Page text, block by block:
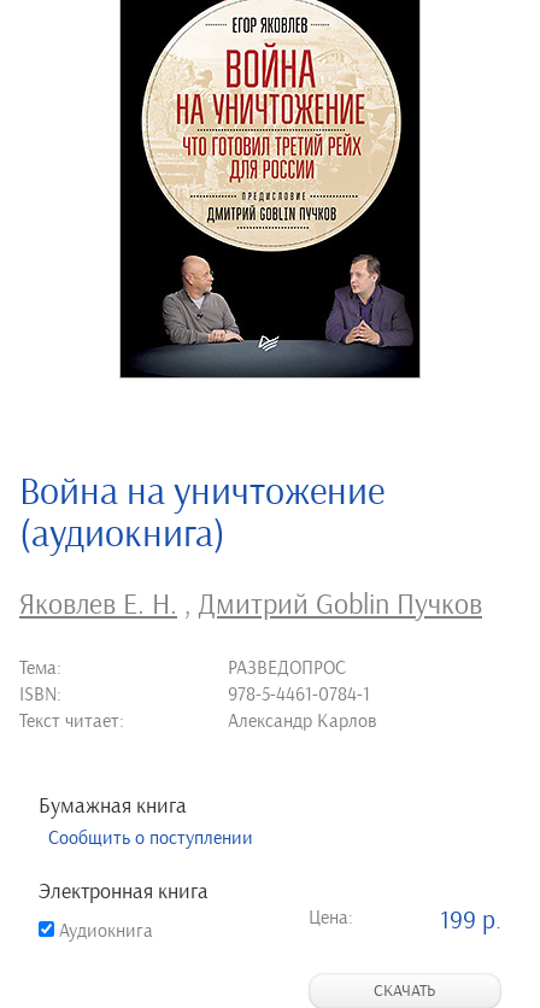
Война на уничтожение
(аудиокнига)
Яковлев Е. Н. , Дмитрий Goblin Пучков
Тема:
РАЗВЕДОПРОС
ISBN:
978-5-4461-0784-1
Текст читает:
Александр Карлов
Бумажная книга
Сообщить о поступлении
Электронная книга
Аудиокнига
Цена: 199 р.
СКАЧАТЬ